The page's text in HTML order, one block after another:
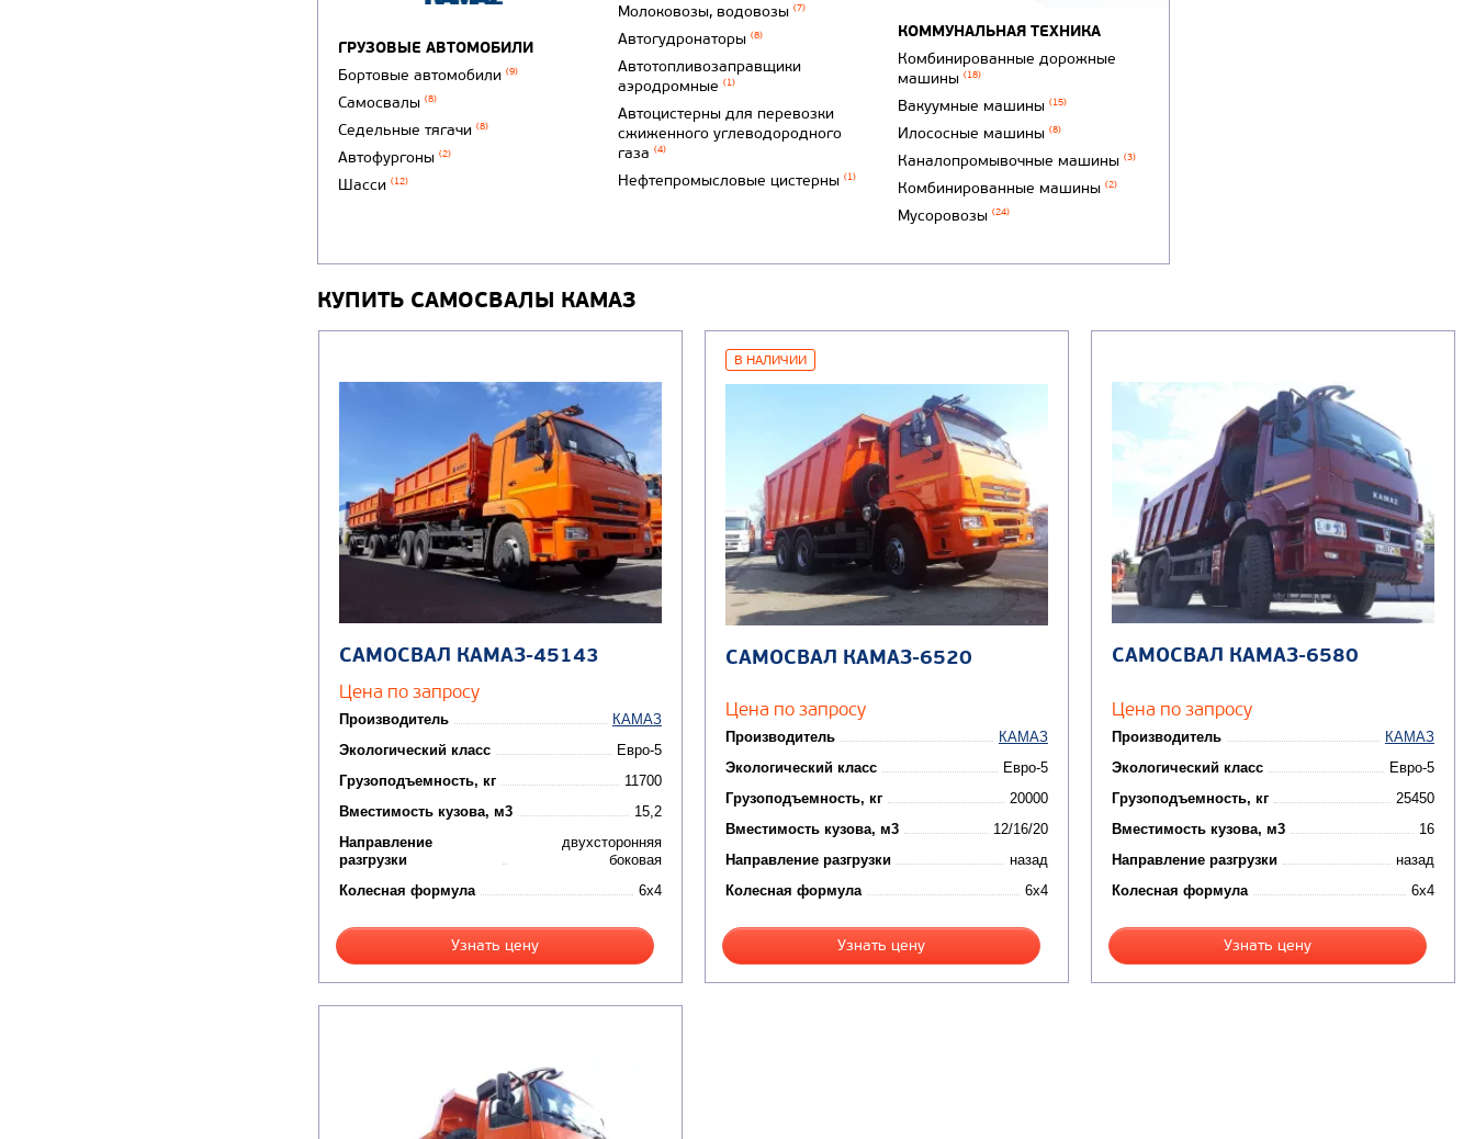
ГРУЗОВЫЕ АВТОМОБИЛИ
Бортовые автомобили (9)
Самосвалы (8)
Седельные тягачи (8)
Автофургоны (2)
Шасси (12)
Молоковозы, водовозы (7)
Автогудронаторы (8)
Автотопливозаправщики
аэродромные (1)
Автоцистерны для перевозки
сжиженного углеводородного
газа (4)
Нефтепромысловые цистерны (1)
КОММУНАЛЬНАЯ ТЕХНИКА
Комбинированные дорожные
машины (18)
Вакуумные машины (15)
Илососные машины (8)
Каналопромывочные машины (3)
Комбинированные машины (2)
Мусоровозы (24)
КУПИТЬ САМОСВАЛЫ КАМАЗ
САМОСВАЛ КАМАЗ-45143
Цена по запросу
Производитель
КАМАЗ
Экологический класс
Евро-5
Грузоподъемность, кг
11700
Вместимость кузова, м3
15,2
Направление
разгрузки
двухсторонняя
боковая
Колесная формула
6x4
Узнать цену
В НАЛИЧИИ
САМОСВАЛ КАМАЗ-6520
Цена по запросу
Производитель
КАМАЗ
Экологический класс
Евро-5
Грузоподъемность, кг
20000
Вместимость кузова, м3
12/16/20
Направление разгрузки
назад
Колесная формула
6x4
Узнать цену
САМОСВАЛ КАМАЗ-6580
Цена по запросу
Производитель
КАМАЗ
Экологический класс
Евро-5
Грузоподъемность, кг
25450
Вместимость кузова, м3
16
Направление разгрузки
назад
Колесная формула
6x4
Узнать цену